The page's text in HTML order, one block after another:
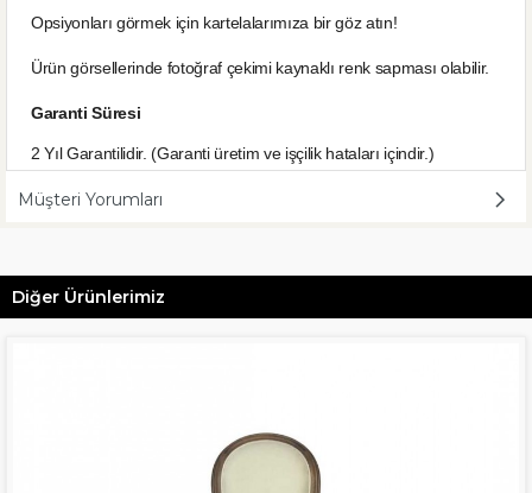
Opsiyonları görmek için kartelalarımıza bir göz atın!
Ürün görsellerinde fotoğraf çekimi kaynaklı renk sapması olabilir.
Garanti Süresi
2 Yıl Garantilidir. (Garanti üretim ve işçilik hataları içindir.)
Müşteri Yorumları
Diğer Ürünlerimiz